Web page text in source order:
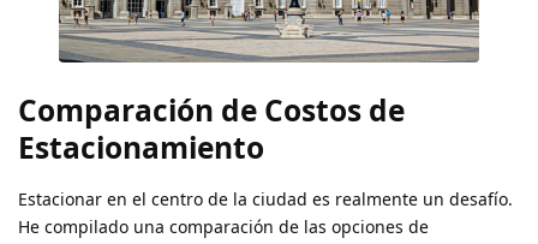
Comparación de Costos de
Estacionamiento
Estacionar en el centro de la ciudad es realmente un desafío.
He compilado una comparación de las opciones de